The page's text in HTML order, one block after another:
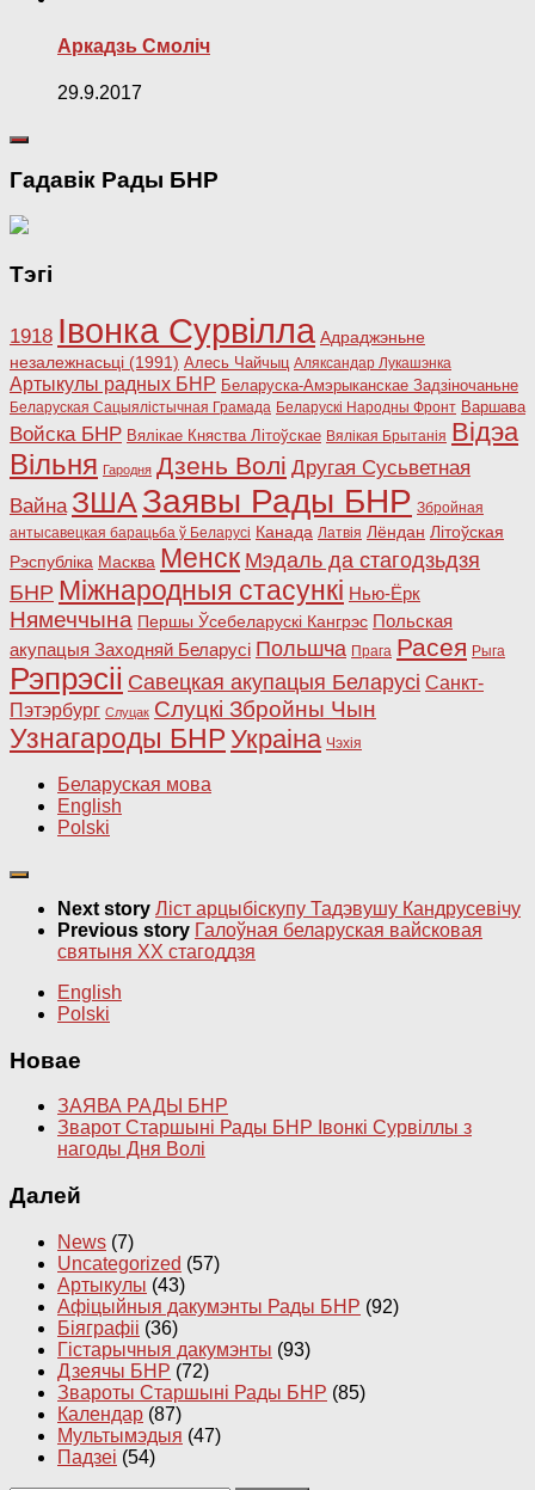
Аркадзь Смоліч
29.9.2017
Гадавік Рады БНР
Тэгі
1918 Івонка Сурвілла Адраджэньне
незалежнасьці (1991) Алесь Чайчыц Аляксандар Лукашэнка
Артыкулы радных БНР Беларуска-Амэрыканскае Задзіночаньне
Беларуская Сацыялістычная Грамада Беларускі Народны Фронт Варшава
Войска БНР Вялікае Княства Літоўскае Вялікая Брытанія Відэа
Вільня Гародня Дзень Волі Другая Сусьветная
Вайна ЗША Заявы Рады БНР Збройная
антысавецкая барацьба ў Беларусі Канада Латвія Лёндан Літоўская
Рэспубліка Масква Менск Мэдаль да стагодзьдзя
БНР Міжнародныя стасункі Нью-Ёрк
Нямеччына Першы Ўсебеларускі Кангрэс Польская
акупацыя Заходняй Беларусі Польшча Прага Расея Рыга
Рэпрэсіі Савецкая акупацыя Беларусі Санкт-
Пэтэрбург Слуцак Слуцкі Збройны Чын
Узнагароды БНР Украіна Чэхія
Беларуская мова
English
Polski
Next story Ліст арцыбіскупу Тадэвушу Кандрусевічу
Previous story Галоўная беларуская вайсковая
святыня XX стагоддзя
English
Polski
Новае
ЗАЯВА РАДЫ БНР
Зварот Старшыні Рады БНР Івонкі Сурвіллы з
нагоды Дня Волі
Далей
News (7)
Uncategorized (57)
Артыкулы (43)
Афіцыйныя дакумэнты Рады БНР (92)
Біяграфіі (36)
Гістарычныя дакумэнты (93)
Дзеячы БНР (72)
Звароты Старшыні Рады БНР (85)
Календар (87)
Мультымэдыя (47)
Падзеі (54)